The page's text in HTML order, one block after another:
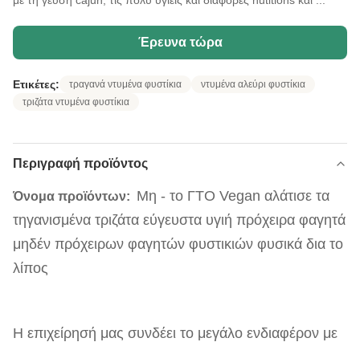
Έρευνα τώρα
Ετικέτες: τραγανά ντυμένα φυστίκια
ντυμένα αλεύρι φυστίκια
τριζάτα ντυμένα φυστίκια
Περιγραφή προϊόντος
Όνομα προϊόντων: Μη - το ΓΤΟ Vegan αλάτισε τα
τηγανισμένα τριζάτα εύγευστα υγιή πρόχειρα φαγητά
μηδέν πρόχειρων φαγητών φυστικιών φυσικά δια το
λίπος
Η επιχείρησή μας συνδέει το μεγάλο ενδιαφέρον με